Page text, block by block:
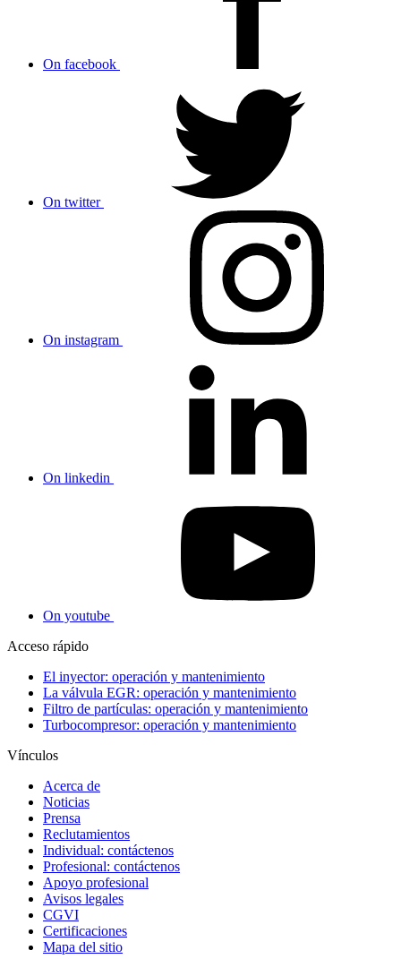
On facebook
On twitter
On instagram
On linkedin
On youtube
Acceso rápido
El inyector: operación y mantenimiento
La válvula EGR: operación y mantenimiento
Filtro de partículas: operación y mantenimiento
Turbocompresor: operación y mantenimiento
Vínculos
Acerca de
Noticias
Prensa
Reclutamientos
Individual: contáctenos
Profesional: contáctenos
Apoyo profesional
Avisos legales
CGVI
Certificaciones
Mapa del sitio